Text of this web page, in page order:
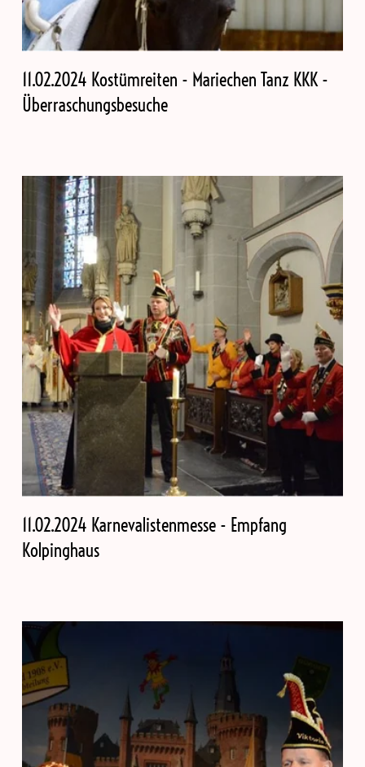
11.02.2024 Kostümreiten - Mariechen Tanz KKK -
Überraschungsbesuche
11.02.2024 Karnevalistenmesse - Empfang
Kolpinghaus